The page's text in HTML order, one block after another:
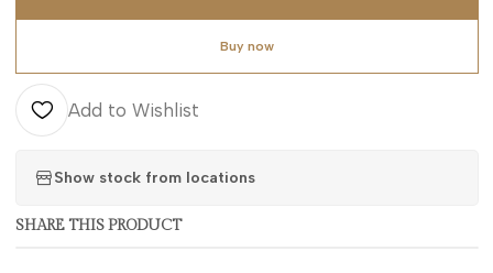
Buy now
Add to Wishlist
Show stock from locations
SHARE THIS PRODUCT